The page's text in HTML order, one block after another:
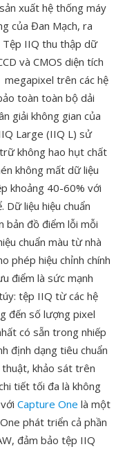
xuất hệ thống máy
của Đan Mạch, ra
Tệp IIQ thu thập dữ
và CMOS diện tích
trên các hệ
toàn toàn bộ dải
giải không gian của
Large (IIQ L) sử
không hao hụt chất
không mất dữ liệu
khoảng 40-60% với
Dữ liệu hiệu chuẩn
bản đồ điểm lỗi mỗi
chuẩn màu từ nhà
phép hiệu chỉnh chính
điểm là sức mạnh
tệp IIQ từ các hệ
đến số lượng pixel
có sẵn trong nhiếp
định dạng tiêu chuẩn
khảo sát trên
tiết tối đa là không
Capture One là một
phát triển cả phần
đảm bảo tệp IIQ